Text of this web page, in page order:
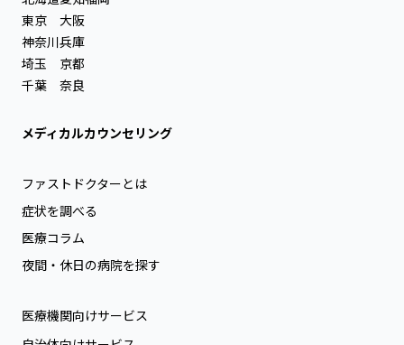
東京
神奈川
埼玉
千葉
大阪
兵庫
京都
奈良
メディカルカウンセリング
ファストドクターとは
症状を調べる
医療コラム
夜間・休日の病院を探す
医療機関向けサービス